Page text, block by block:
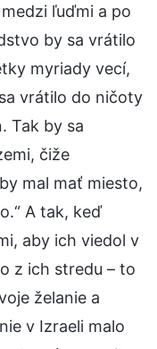
ľuďmi a po
by sa vrátilo
myriady vecí,
vrátilo do ničoty
Tak by sa
čiže
mal mať miesto,
A tak, keď
aby ich viedol v
z ich stredu – to
želanie a
v Izraeli malo